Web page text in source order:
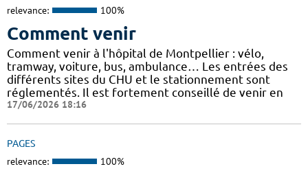
relevance: 100%
Comment venir
Comment venir à l'hôpital de Montpellier : vélo,
tramway, voiture, bus, ambulance… Les entrées des
différents sites du CHU et le stationnement sont
réglementés. Il est fortement conseillé de venir en
17/06/2026 18:16
PAGES
relevance: 100%